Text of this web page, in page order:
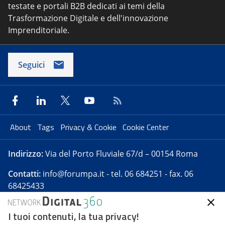
testate e portali B2B dedicati ai temi della
Trasformazione Digitale e dell'innovazione
Imprenditoriale.
Seguici
About Tags Privacy & Cookie Cookie Center
Indirizzo:Via del Porto Fluviale 67/d – 00154 Roma
Contatti: info@forumpa.it- tel. 06 684251 - fax. 06
68425433
Forumpa.itè una pubblicazione telematica iscritta
I tuoi contenuti, la tua privacy!